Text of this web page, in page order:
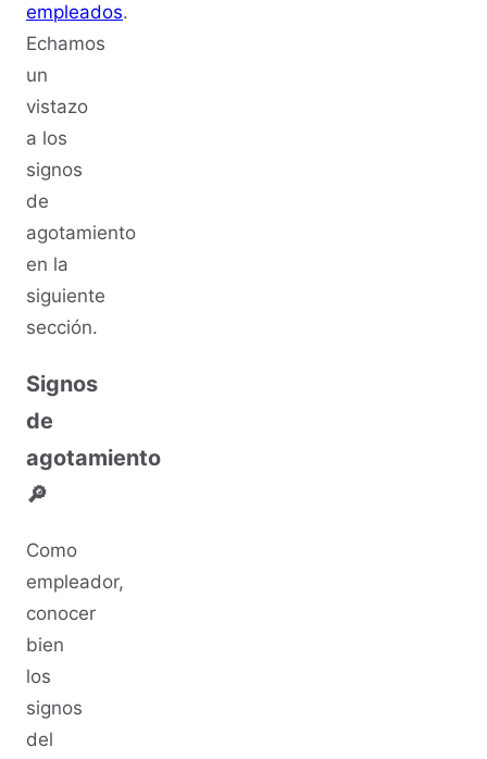
empleados.
Echamos
un
vistazo
a los
signos
de
agotamiento
en la
siguiente
sección.
Signos
de
agotamiento
🔎
Como
empleador,
conocer
bien
los
signos
del